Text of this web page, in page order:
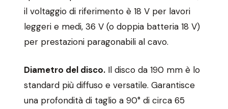
il voltaggio di riferimento è 18 V per lavori
leggeri e medi, 36 V (o doppia batteria 18 V)
per prestazioni paragonabili al cavo.
Diametro del disco. Il disco da 190 mm è lo
standard più diffuso e versatile. Garantisce
una profondità di taglio a 90° di circa 65